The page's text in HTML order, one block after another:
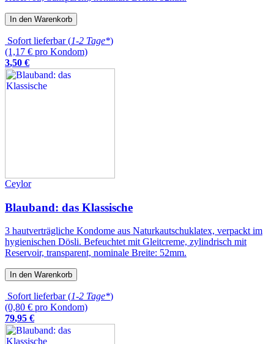
In den Warenkorb
Sofort lieferbar (1-2 Tage*)
(1,17 € pro Kondom)
3,50 €
Ceylor
Blauband: das Klassische
3 hautverträgliche Kondome aus Naturkautschuklatex, verpackt im
hygienischen Dösli. Befeuchtet mit Gleitcreme, zylindrisch mit
Reservoir, transparent, nominale Breite: 52mm.
In den Warenkorb
Sofort lieferbar (1-2 Tage*)
(0,80 € pro Kondom)
79,95 €